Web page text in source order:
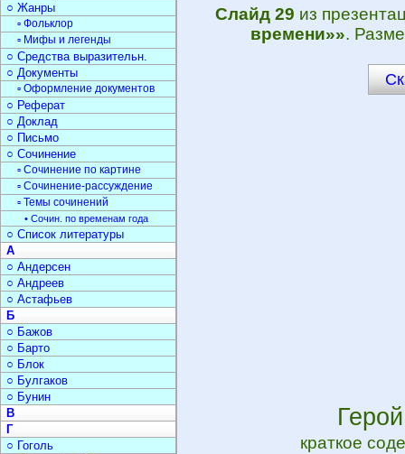
Слайд 29 из
времени»».
краткое
○ Жанры
▫ Фольклор
▫ Мифы и легенды
○ Средства выразительн.
○ Документы
▫ Оформление документов
○ Реферат
○ Доклад
○ Письмо
○ Сочинение
▫ Сочинение по картине
▫ Сочинение-рассуждение
▫ Темы сочинений
• Сочин. по временам года
○ Список литературы
А
○ Андерсен
○ Андреев
○ Астафьев
Б
○ Бажов
○ Барто
○ Блок
○ Булгаков
○ Бунин
В
Г
○ Гоголь